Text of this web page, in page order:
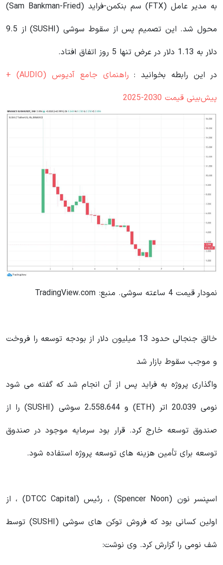
به مدیر عامل (FTX) سم بنکمن-فراید (Sam Bankman-Fried)
محول شد. این تصمیم پس از سقوط سوشی (SUSHI) از 9.5
دلار به 1.13 دلار در عرض تنها 5 روز اتفاق افتاد.
در این رابطه بخوانید‌ :
راهنمای جامع آدیوس (AUDIO) +
پیش‌بینی قیمت 2030-2025
نمودار قیمت 4 ساعته سوشی. منبع: TradingView.com
خالق جنجالی حدود 13 میلیون دلار از بودجه توسعه را فروخت
و موجب سقوط بازار شد
واگذاری پروژه به فراید پس از آن انجام شد که گفته می شود
نومی 20،039 اتر (ETH) و 2،558،644 سوشی (SUSHI) را از
صندوق توسعه خارج کرد. قرار بود سرمایه موجود در صندوق
توسعه برای تأمین هزینه های توسعه پروژه استفاده شود.
اسپنسر نون (Spencer Noon) ، رئیس (DTCC Capital) ، از
اولین کسانی بود که فروش توکن های سوشی (SUSHI) توسط
شف نومی را گزارش کرد. وی نوشت: